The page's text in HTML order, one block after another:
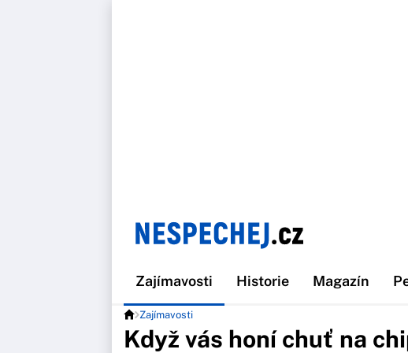
Zajímavosti Historie Magazín
Zajímavosti
Když vás honí chuť na